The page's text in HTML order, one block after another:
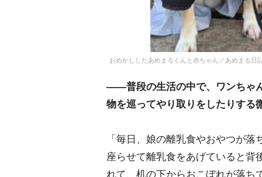
おめかししたあめまるくんと赤ちゃん／あめまる日
――普段の生活の中で、ワンちゃ
物を巡ってやり取りをしたりする
「毎日、娘の離乳食やおやつが
座らせて離乳食をあげていると背
れて、机の下からおこぼれが落ち